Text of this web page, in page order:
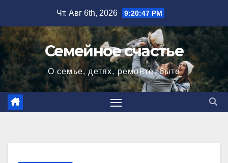
содержимому
Чт. Авг 6th, 2026 9:20:48 PM
Семейное счастье
О семье, детях, ремонте, быте